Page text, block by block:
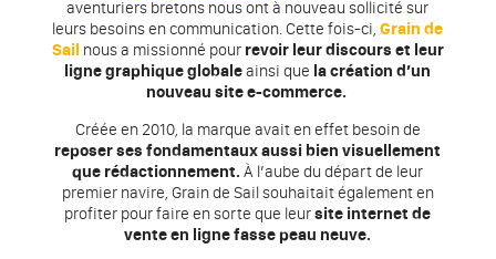
aventuriers bretons nous ont à nouveau sollicité sur
leurs besoins en communication. Cette fois-ci,Grain de
Sail nous a missionné pour revoir leur discours et leur
ligne graphique globaleainsi que la création d’un
nouveau site e-commerce.
Créée en 2010, la marque avait en effet besoin de
reposer ses fondamentaux aussi bien visuellement
que rédactionnement.À l’aube du départ de leur
premier navire, Grain de Sail souhaitait également en
profiter pour faire en sorte que leursite internet de
vente en ligne fasse peau neuve.